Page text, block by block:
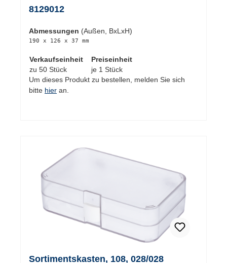
8129012
Abmessungen (Außen, BxLxH)
190 x 126 x 37 mm
Verkaufseinheit
Preiseinheit
zu 50 Stück
je 1 Stück
Um dieses Produkt zu bestellen, melden Sie sich
bitte hier an.
Sortimentskasten, 108, 028/028